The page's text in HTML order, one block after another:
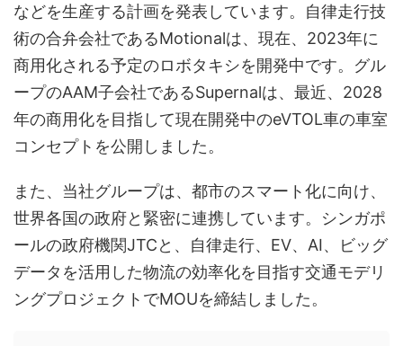
などを生産する計画を発表しています。自律走行技
術の合弁会社であるMotionalは、現在、2023年に
商用化される予定のロボタキシを開発中です。グル
ープのAAM子会社であるSupernalは、最近、2028
年の商用化を目指して現在開発中のeVTOL車の車室
コンセプトを公開しました。
また、当社グループは、都市のスマート化に向け、
世界各国の政府と緊密に連携しています。シンガポ
ールの政府機関JTCと、自律走行、EV、AI、ビッグ
データを活用した物流の効率化を目指す交通モデリ
ングプロジェクトでMOUを締結しました。